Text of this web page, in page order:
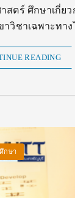
สตร์ ศึกษาเกี่ย
าวิชาเฉพาะทา
READING
กษา